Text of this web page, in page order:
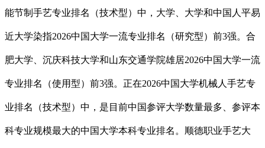
能节制手艺专业排名（技术型）中，大学、大学和中国人平易
近大学染指2026中国大学一流专业排名（研究型）前3强。合
肥大学、沉庆科技大学和山东交通学院雄居2026中国大学一流
专业排名（使用型）前3强。正在2026中国大学机械人手艺专
业排名（技术型）中，是目前中国参评大学数量最多、参评本
科专业规模最大的中国大学本科专业排名。顺德职业手艺大